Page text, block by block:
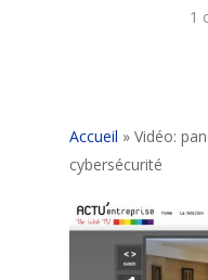
1
Accueil » Vidéo:
cybersécurité